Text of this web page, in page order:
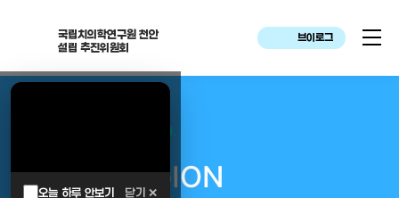
국립치의학연구원 천안
설립 추진위원회
브이로그
오늘 하루 안보기 닫기 ✕
대한민국은 두번이나 약속하였습니다.
MEGAREGION